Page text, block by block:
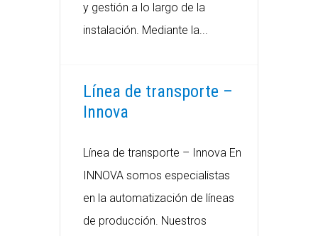
y gestión a lo largo de la
instalación. Mediante la...
Línea de transporte –
Innova
Línea de transporte – Innova En
INNOVA somos especialistas
en la automatización de líneas
de producción. Nuestros